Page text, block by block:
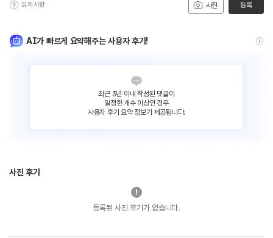
사진
유의사항 등록
AI가 빠르게 요약해주는 사용자 후기!
최근 3년 이내 작성된 댓글이
일정한 개수 이상인 경우
사용자 후기 요약 정보가 제공됩니다.
사진 후기
등록된 사진 후기가 없습니다.